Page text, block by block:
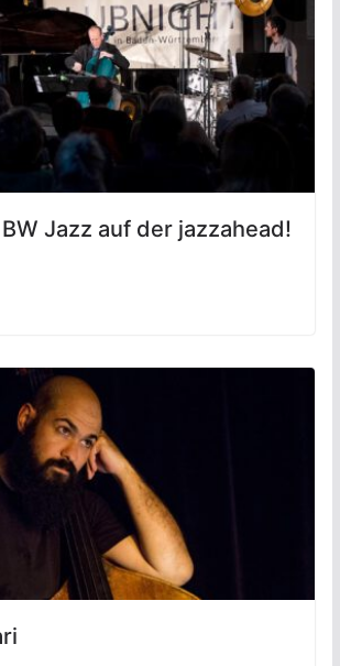
Jazz auf der jazzahead!